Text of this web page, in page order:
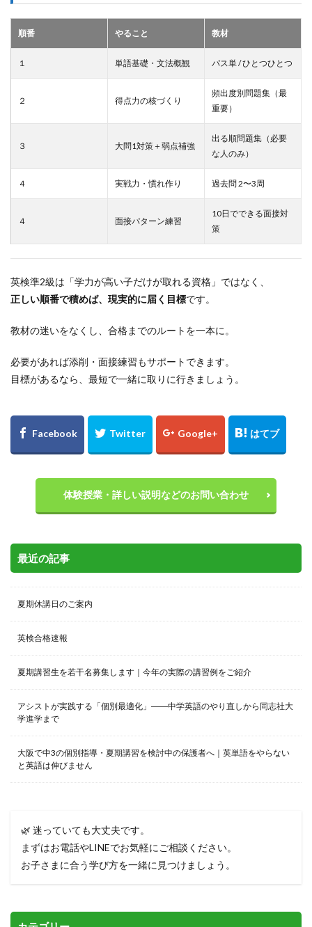
順番 やること 教材
１ 単語基礎・文法概観 パス単 / ひとつひとつ
２ 得点力の核づくり
頻出度別問題集（最
重要）
３ 大問1対策＋弱点補強
出る順問題集（必要
な人のみ）
４ 実戦力・慣れ作り 過去問 2〜3周
４ 面接パターン練習
10日でできる面接対
策
英検準2級は「学力が高い子だけが取れる資格」ではなく、
正しい順番で積めば、現実的に届く目標です。
教材の迷いをなくし、合格までのルートを一本に。
必要があれば添削・面接練習もサポートできます。
目標があるなら、最短で一緒に取りに行きましょう。
体験授業・詳しい説明などのお問い合わせ
最近の記事
夏期休講日のご案内
英検合格速報
夏期講習生を若干名募集します｜今年の実際の講習例をご紹介
アシストが実践する「個別最適化」――中学英語のやり直しから同志社大
学進学まで
大阪で中3の個別指導・夏期講習を検討中の保護者へ｜英単語をやらない
と英語は伸びません
🌿 迷っていても大丈夫です。
まずはお電話やLINEでお気軽にご相談ください。
お子さまに合う学び方を一緒に見つけましょう。